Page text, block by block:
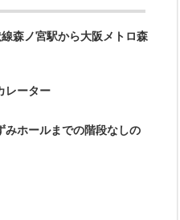
森ノ宮駅から大阪メトロ森
レーター
みホールまでの階段なしの